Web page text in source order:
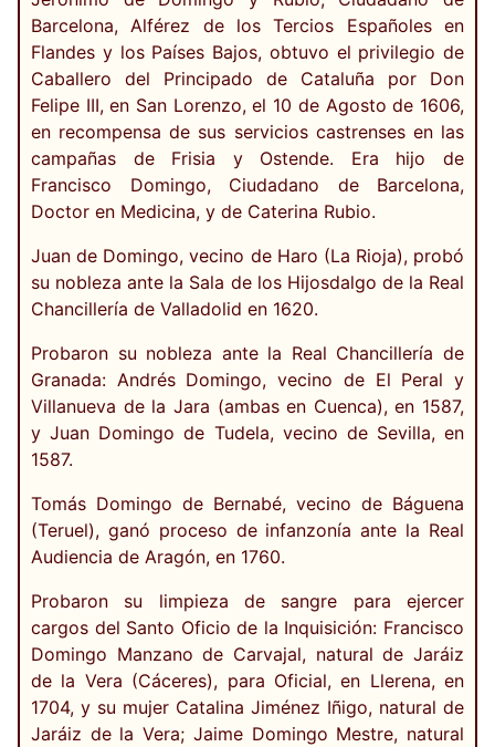
Barcelona, Alférez de los Tercios Españoles en
Flandes y los Países Bajos, obtuvo el privilegio de
Caballero del Principado de Cataluña por Don
Felipe III, en San Lorenzo, el 10 de Agosto de 1606,
en recompensa de sus servicios castrenses en las
campañas de Frisia y Ostende. Era hijo de
Francisco Domingo, Ciudadano de Barcelona,
Doctor en Medicina, y de Caterina Rubio.
Juan de Domingo, vecino de Haro (La Rioja), probó
su nobleza ante la Sala de los Hijosdalgo de la Real
Chancillería de Valladolid en 1620.
Probaron su nobleza ante la Real Chancillería de
Granada: Andrés Domingo, vecino de El Peral y
Villanueva de la Jara (ambas en Cuenca), en 1587,
y Juan Domingo de Tudela, vecino de Sevilla, en
1587.
Tomás Domingo de Bernabé, vecino de Báguena
(Teruel), ganó proceso de infanzonía ante la Real
Audiencia de Aragón, en 1760.
Probaron su limpieza de sangre para ejercer
cargos del Santo Oficio de la Inquisición: Francisco
Domingo Manzano de Carvajal, natural de Jaráiz
de la Vera (Cáceres), para Oficial, en Llerena, en
1704, y su mujer Catalina Jiménez Iñigo, natural de
Jaráiz de la Vera; Jaime Domingo Mestre, natural